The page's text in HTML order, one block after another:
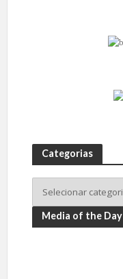
Categorias
Media of the Day